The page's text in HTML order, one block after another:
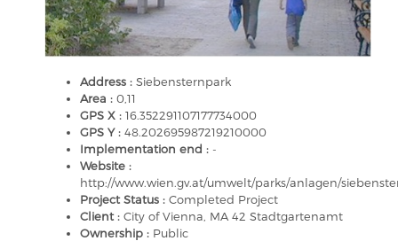
Address : Siebensternpark
Area : 0,11
GPS X : 16.352291107177734000
GPS Y : 48.202695987219210000
Implementation end : -
Website :
http://www.wien.gv.at/umwelt/parks/anlagen/
Project Status : Completed Project
Client : City of Vienna, MA 42 Stadtgartenamt
Ownership : Public